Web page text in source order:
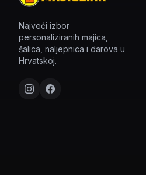
Najveći izbor
personaliziranih majica,
šalica, naljepnica i darova u
Hrvatskoj.